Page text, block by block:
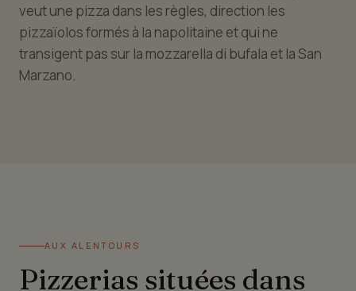
veut une pizza dans les règles, direction les
pizzaïolos formés à la napolitaine et qui ne
transigent pas sur la mozzarella di bufala et la San
Marzano.
AUX ALENTOURS
Pizzerias situées dans